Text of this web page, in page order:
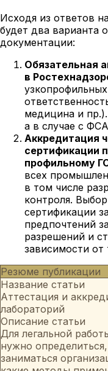
Исходя из ответов
будет два варианта
документации:
Обязательная
в
медицина и
а в случае с
Аккредитация
сертификации
профильному
всех
в том числе
контроля.
сертификации
предпочтений
разрешений и
зависимости
Резюме публикации
Название статьи
Аттестация и
лабораторий
Описание статьи
Для легальной
нужно
заниматься